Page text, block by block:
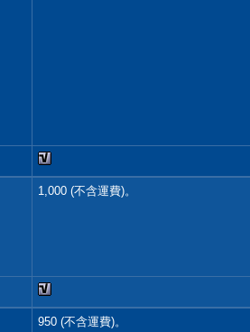
1,000 (不含運費)。
950 (不含運費)。